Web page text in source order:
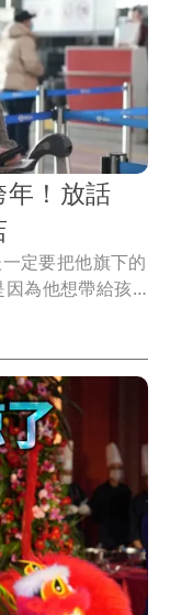
！放話
定要把他旗下的
因為他想帶給孩